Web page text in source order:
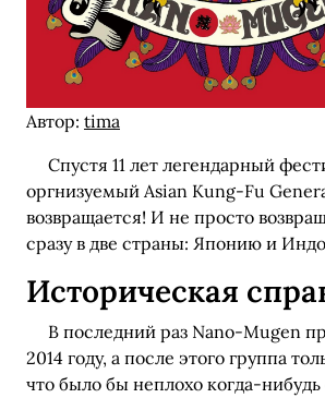
Автор: tima
Спустя 11 лет легендарный
оргнизуемый Asian Kung-Fu
возвращается! И не просто
сразу в две страны: Японию и
Историческая
В последний раз Nano-Mugen
2014 году, а после этого группа
что было бы неплохо когда-нибудь